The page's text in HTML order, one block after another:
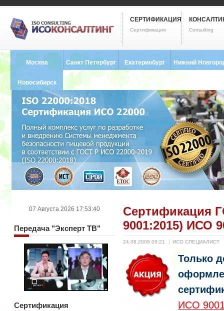
СЕРТИФИКАЦИЯ
Сертификация Consulting
Москва Санкт Петербург
8 (812) 748-2493
Екатеринбург
8 (343) 237-2593
Нижний
Новосибирск
8 (383) 227-8449
Сертификация
9001:2015) ИСО
24.08.2008 08:21 ИСО СПЕЦИАЛИСТ
Только
ИСО
07 Августа 2026 17:53:40
Передача"Эксперт ТВ"
Сертификация